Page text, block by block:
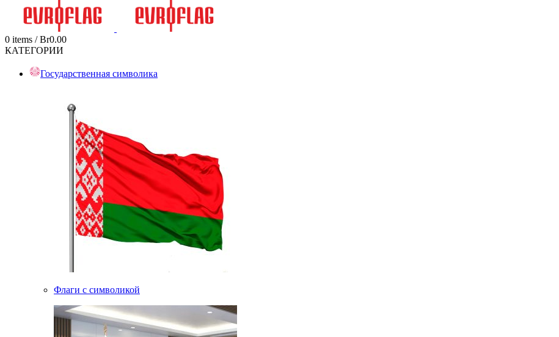
0 items / Br0.00
КАТЕГОРИИ
Государственная символика
Флаги с символикой